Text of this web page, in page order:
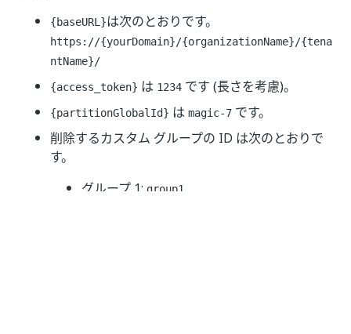
{baseURL}は次のとおりです。
https://{yourDomain}/{organizationName}/{tena
ntName}/
{access_token} は 1234 です (長さを考慮)。
{partitionGlobalId} は magic-7 です。
削除するカスタム グループの ID は次のとおりで
す。
グループ 1: group1